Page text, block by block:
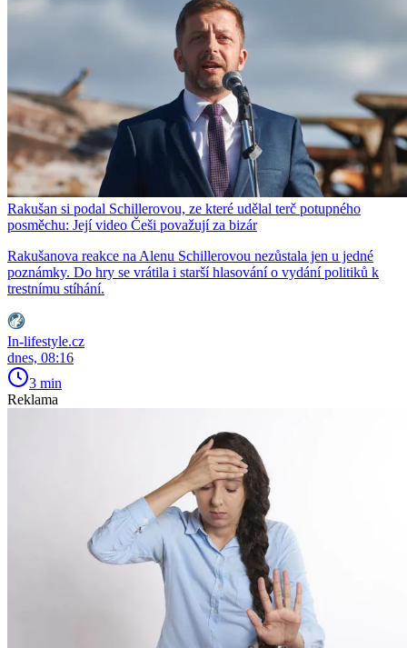
Rakušan si podal Schillerovou, ze které udělal terč potupného
posměchu: Její video Češi považují za bizár
Rakušanova reakce na Alenu Schillerovou nezůstala jen u jedné
poznámky. Do hry se vrátila i starší hlasování o vydání politiků k
trestnímu stíhání.
In-lifestyle.cz
dnes, 08:16
3 min
Reklama